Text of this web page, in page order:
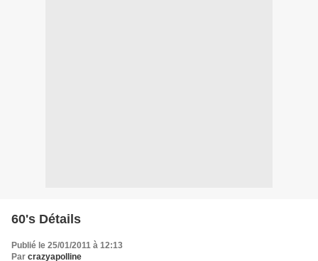
60's Détails
Publié le 25/01/2011 à 12:13
Par crazyapolline